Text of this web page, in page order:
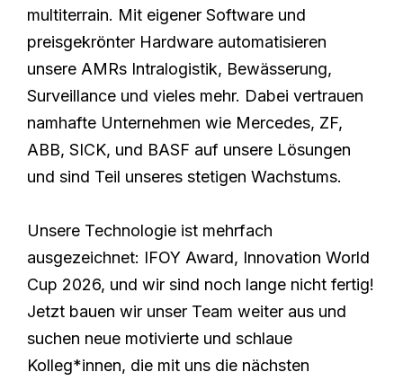
multiterrain. Mit eigener Software und
preisgekrönter Hardware automatisieren
unsere AMRs Intralogistik, Bewässerung,
Surveillance und vieles mehr. Dabei vertrauen
namhafte Unternehmen wie Mercedes, ZF,
ABB, SICK, und BASF auf unsere Lösungen
und sind Teil unseres stetigen Wachstums.
Unsere Technologie ist mehrfach
ausgezeichnet: IFOY Award, Innovation World
Cup 2026, und wir sind noch lange nicht fertig!
Jetzt bauen wir unser Team weiter aus und
suchen neue motivierte und schlaue
Kolleg*innen, die mit uns die nächsten